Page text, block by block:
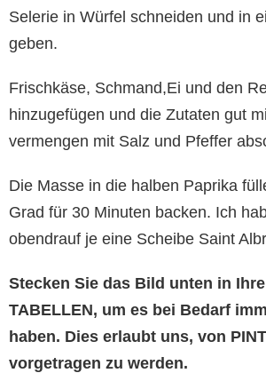
Selerie in Würfel schneiden und in
geben.
Frischkäse, Schmand,Ei und den
hinzugefügen und die Zutaten gut
vermengen mit Salz und Pfeffer
Die Masse in die halben Paprika
Grad für 30 Minuten backen. Ich
obendrauf je eine Scheibe Saint
Stecken Sie das Bild unten in Ihre
TABELLEN, um es bei Bedarf
haben. Dies erlaubt uns, von
vorgetragen zu werden.